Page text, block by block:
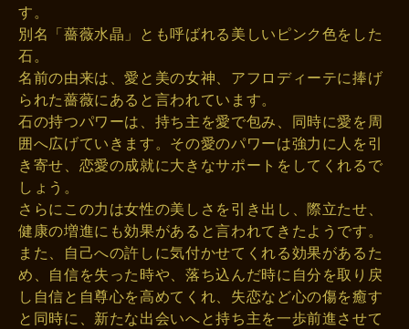
す。
別名「薔薇水晶」とも呼ばれる美しいピンク色をした
石。
名前の由来は、愛と美の女神、アフロディーテに捧げ
られた薔薇にあると言われています。
石の持つパワーは、持ち主を愛で包み、同時に愛を周
囲へ広げていきます。その愛のパワーは強力に人を引
き寄せ、恋愛の成就に大きなサポートをしてくれるで
しょう。
さらにこの力は女性の美しさを引き出し、際立たせ、
健康の増進にも効果があると言われてきたようです。
また、自己への許しに気付かせてくれる効果があるた
め、自信を失った時や、落ち込んだ時に自分を取り戻
し自信と自尊心を高めてくれ、失恋など心の傷を癒す
と同時に、新たな出会いへと持ち主を一歩前進させて